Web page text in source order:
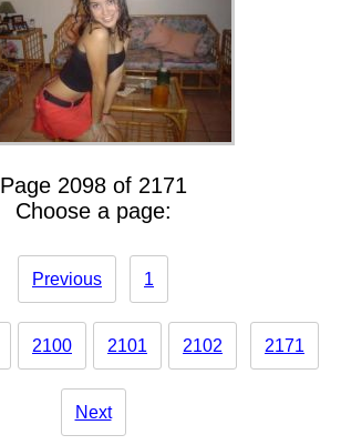
Page 2098 of 2171
Choose a page:
Previous 1
2100 2101 2102 2171
Next